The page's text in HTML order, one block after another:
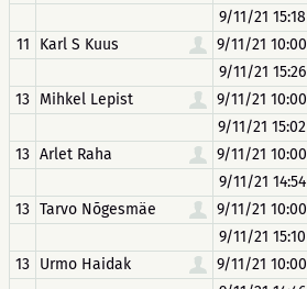
9/11/21 15:18
11
Karl S Kuus 9/11/21 10:00
9/11/21 15:26
13 Mihkel Lepist 9/11/21 10:00
9/11/21 15:02
13 Arlet Raha 9/11/21 10:00
9/11/21 14:54
13 Tarvo Nõgesmäe 9/11/21 10:00
9/11/21 15:10
13 Urmo Haidak 9/11/21 10:00